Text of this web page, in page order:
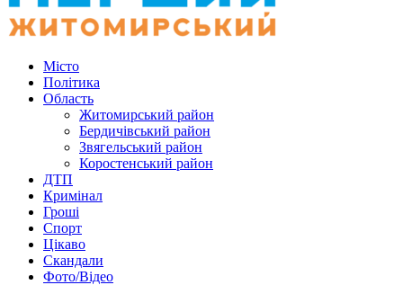
Місто
Політика
Область
Житомирський район
Бердичівський район
Звягельський район
Коростенський район
ДТП
Кримінал
Гроші
Спорт
Цікаво
Скандали
Фото/Відео